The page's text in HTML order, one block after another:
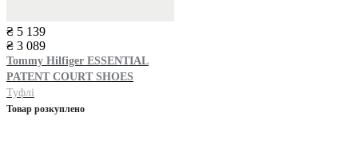
₴ 5 139
₴ 3 089
Tommy Hilfiger ESSENTIAL
PATENT COURT SHOES
Туфлі
Товар розкуплено